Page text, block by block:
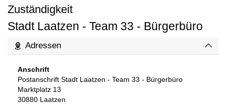
Zuständigkeit
Stadt Laatzen - Team 33 - Bürgerbüro
Adressen
Anschrift
Postanschrift Stadt Laatzen - Team 33 - Bürgerbüro
Marktplatz 13
30880 Laatzen